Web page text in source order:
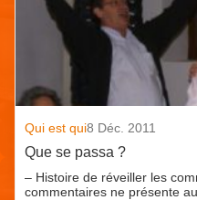
Qui est qui8 Déc. 2011
Que se passa ?
– Histoire de réveiller les
commentaires ne présente